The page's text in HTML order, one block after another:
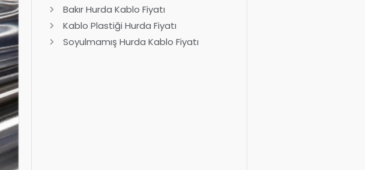
Bakır Hurda Kablo Fiyatı
Kablo Plastiği Hurda Fiyatı
Soyulmamış Hurda Kablo Fiyatı